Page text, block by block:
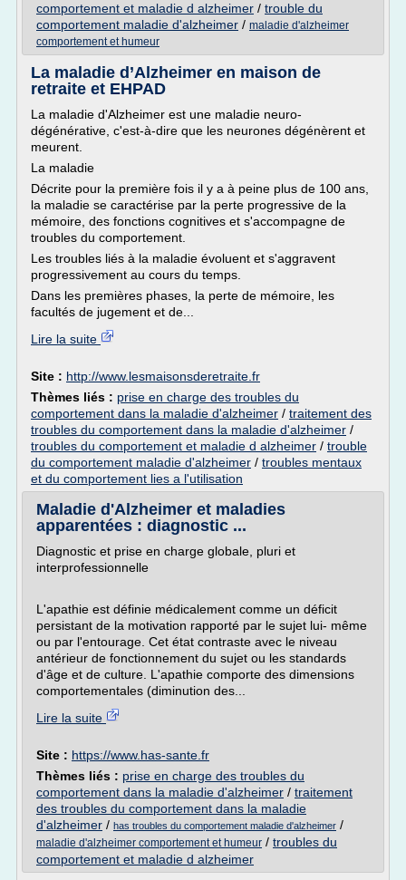
comportement et maladie d alzheimer / trouble du
comportement maladie d'alzheimer / maladie d'alzheimer
comportement et humeur
La maladie d’Alzheimer en maison de
retraite et EHPAD
La maladie d'Alzheimer est une maladie neuro-
dégénérative, c'est-à-dire que les neurones dégénèrent et
meurent.
La maladie
Décrite pour la première fois il y a à peine plus de 100 ans,
la maladie se caractérise par la perte progressive de la
mémoire, des fonctions cognitives et s'accompagne de
troubles du comportement.
Les troubles liés à la maladie évoluent et s'aggravent
progressivement au cours du temps.
Dans les premières phases, la perte de mémoire, les
facultés de jugement et de...
Lire la suite
Site : http://www.lesmaisonsderetraite.fr
Thèmes liés : prise en charge des troubles du
comportement dans la maladie d'alzheimer / traitement des
troubles du comportement dans la maladie d'alzheimer /
troubles du comportement et maladie d alzheimer / trouble
du comportement maladie d'alzheimer / troubles mentaux
et du comportement lies a l'utilisation
Maladie d'Alzheimer et maladies
apparentées : diagnostic ...
Diagnostic et prise en charge globale, pluri et
interprofessionnelle
L'apathie est définie médicalement comme un déficit
persistant de la motivation rapporté par le sujet lui- même
ou par l'entourage. Cet état contraste avec le niveau
antérieur de fonctionnement du sujet ou les standards
d'âge et de culture. L'apathie comporte des dimensions
comportementales (diminution des...
Lire la suite
Site : https://www.has-sante.fr
Thèmes liés : prise en charge des troubles du
comportement dans la maladie d'alzheimer / traitement
des troubles du comportement dans la maladie
d'alzheimer / has troubles du comportement maladie d'alzheimer /
maladie d'alzheimer comportement et humeur / troubles du
comportement et maladie d alzheimer